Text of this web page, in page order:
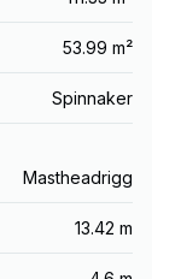
53.99 m²
Spinnaker
Mastheadrigg
13.42 m